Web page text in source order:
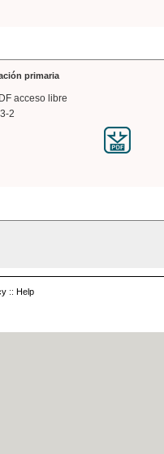
primaria
acceso libre
2
:: Help